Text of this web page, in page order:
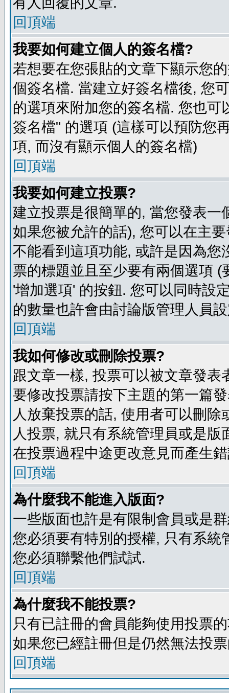
回頂端
我要如何建立個人的簽名檔?
若想要在您張貼的文章下顯示您
個簽名檔. 當建立好簽名檔後, 您
的選項來附加您的簽名檔. 您也
簽名檔" 的選項 (這樣可以預防您
項, 而沒有顯示個人的簽名檔)
回頂端
我要如何建立投票?
建立投票是很簡單的, 當您發表
如果您被允許的話), 您可以在主
不能看到這項功能, 或許是因為
票的標題並且至少要有兩個選項
'增加選項' 的按鈕. 您可以同時設
的數量也許會由討論版管理人員
回頂端
我如何修改或刪除投票?
跟文章一樣, 投票可以被文章發
要修改投票請按下主題的第一篇
人放棄投票的話, 使用者可以刪
人投票, 就只有系統管理員或是
在投票過程中途更改意見而產生
回頂端
為什麼我不能進入版面?
一些版面也許是有限制會員或是
您必須要有特別的授權, 只有系
您必須聯繫他們試試.
回頂端
為什麼我不能投票?
只有已註冊的會員能夠使用投票
如果您已經註冊但是仍然無法投
回頂端